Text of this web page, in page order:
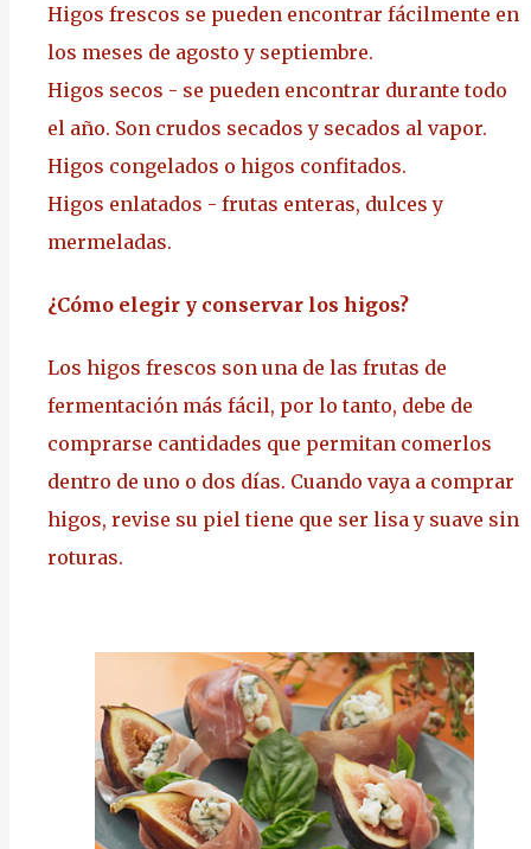
Higos frescos se pueden encontrar fácilmente en
los meses de agosto y septiembre.
Higos secos - se pueden encontrar durante todo
el año. Son crudos secados y secados al vapor.
Higos congelados o higos confitados.
Higos enlatados - frutas enteras, dulces y
mermeladas.
¿Cómo elegir y conservar los higos?
Los higos frescos son una de las frutas de
fermentación más fácil, por lo tanto, debe de
comprarse cantidades que permitan comerlos
dentro de uno o dos días. Cuando vaya a comprar
higos, revise su piel tiene que ser lisa y suave sin
roturas.